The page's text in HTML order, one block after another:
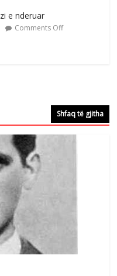
e nderuar
Comments Off
Comments Off
Mushkolaj nderohet
Xhevdet Qeriqi Dega
Kosovë
Comments Off
ty
Comments Off
Shfaq të gjitha